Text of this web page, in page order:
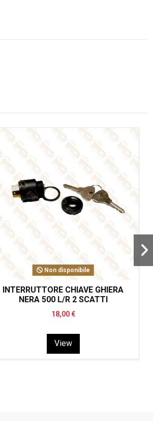
Non disponibile
INTERRUTTORE CHIAVE GHIERA
NERA 500 L/R 2 SCATTI
18,00 €
View